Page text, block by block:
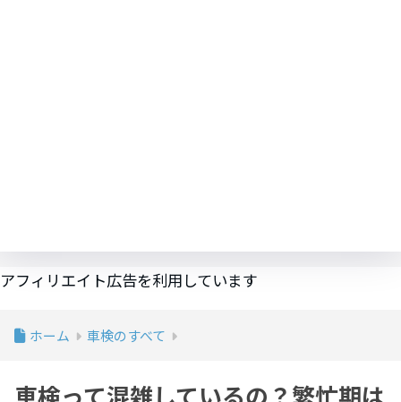
アフィリエイト広告を利用しています
ホーム 車検のすべて